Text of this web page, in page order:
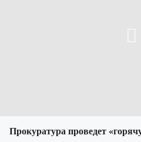
Прокуратура проведет